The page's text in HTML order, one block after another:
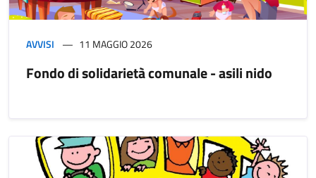
AVVISI 11 MAGGIO 2026
Fondo di solidarietà comunale - asili nido